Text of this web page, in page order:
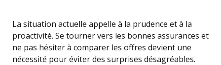
La situation actuelle appelle à la prudence et à la
proactivité. Se tourner vers les bonnes assurances et
ne pas hésiter à comparer les offres devient une
nécessité pour éviter des surprises désagréables.